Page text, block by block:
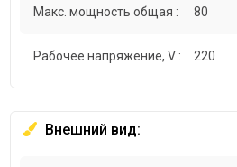
Макс. мощность общая : 80
Рабочее напряжение, V : 220
Внешний вид: